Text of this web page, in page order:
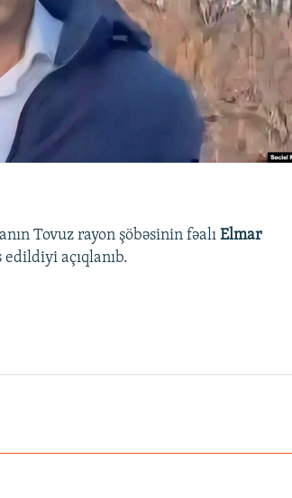
Tovuz rayon şöbəsinin fəalı Elmar
açıqlanıb.